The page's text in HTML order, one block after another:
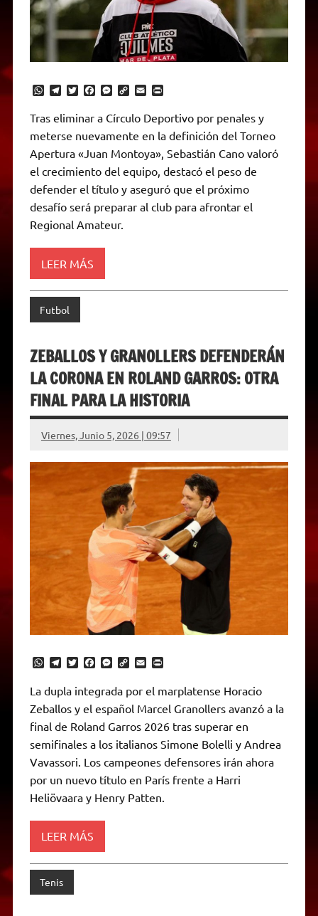
W
t
s
p
p
T
l
e
g
a
m
T
t
t
r
F
e
b
o
k
M
s
s
e
n
g
e
C
p
y
L
n
k
E
a
i
l
P
n
t
F
r
i
n
d
l
Tras eliminar a Círculo Deportivo por penales y
meterse nuevamente en la definición del Torneo
Apertura «Juan Montoya», Sebastián Cano valoró
el crecimiento del equipo, destacó el peso de
defender el título y aseguró que el próximo
desafío será preparar al club para afrontar el
Regional Amateur.
LEER MÁS
Futbol
ZEBALLOS Y GRANOLLERS DEFENDERÁN
LA CORONA EN ROLAND GARROS: OTRA
FINAL PARA LA HISTORIA
Viernes, Junio 5, 2026 | 09:57
W
a
t
s
A
p
p
T
e
g
r
a
m
T
t
t
e
r
F
e
b
o
k
M
s
s
e
g
e
r
C
y
L
n
k
E
i
l
P
n
t
r
i
e
n
d
l
y
La dupla integrada por el marplatense Horacio
Zeballos y el español Marcel Granollers avanzó a la
final de Roland Garros 2026 tras superar en
semifinales a los italianos Simone Bolelli y Andrea
Vavassori. Los campeones defensores irán ahora
por un nuevo título en París frente a Harri
Heliövaara y Henry Patten.
LEER MÁS
Tenis